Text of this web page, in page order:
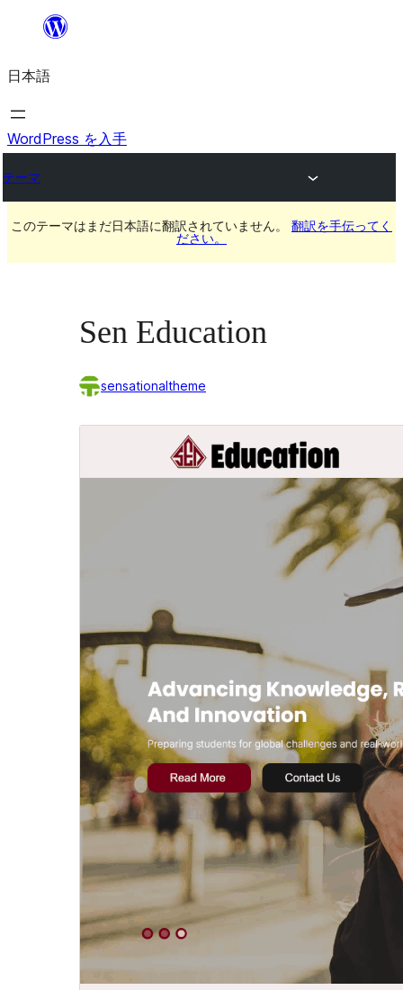
を
ス
キ
プ
日本語
WordPress を入手
テーマ
このテーマはまだ日本語に翻訳されていません。 翻訳を手伝ってく
ださい。
Sen Education
sensationaltheme